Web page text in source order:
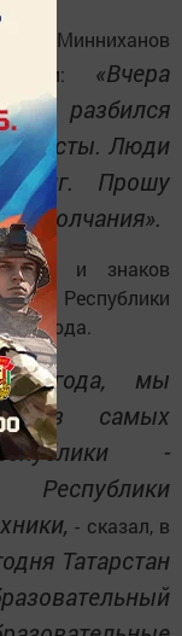
Минниханов
«Вчера
- разбился
Люди
долг. Прошу
молчания».
и знаков
Республики
года.
года, мы
из самых
-
Республики
- сказал, в
Татарстан